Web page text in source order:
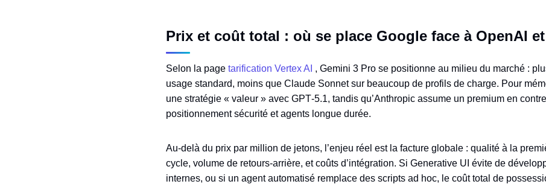
Prix et coût total : où se place Google face à OpenAI
Selon la page tarification Vertex AI , Gemini 3 Pro se positionne au milieu du marché :
usage standard, moins que Claude Sonnet sur beaucoup de profils de charge. Pour
une stratégie « valeur » avec GPT‑5.1, tandis qu’Anthropic assume un premium en
positionnement sécurité et agents longue durée.
Au‑delà du prix par million de jetons, l’enjeu réel est la facture globale : qualité à la
cycle, volume de retours‑arrière, et coûts d’intégration. Si Generative UI évite de
internes, ou si un agent automatisé remplace des scripts ad hoc, le coût total de